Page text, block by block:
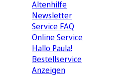
Altenhilfe
Newsletter
Service FAQ
Online Service
Hallo Paula!
Bestellservice
Anzeigen